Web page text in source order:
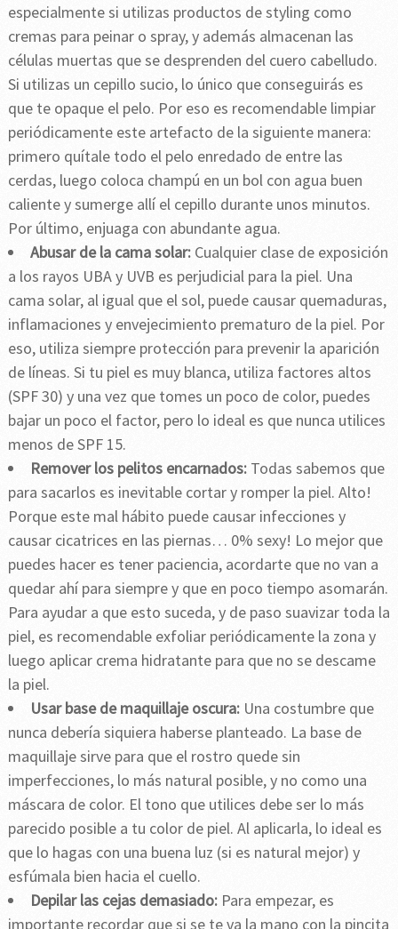
especialmente si utilizas productos de styling como
cremas para peinar o spray, y además almacenan las
células muertas que se desprenden del cuero cabelludo.
Si utilizas un cepillo sucio, lo único que conseguirás es
que te opaque el pelo. Por eso es recomendable limpiar
periódicamente este artefacto de la siguiente manera:
primero quítale todo el pelo enredado de entre las
cerdas, luego coloca champú en un bol con agua buen
caliente y sumerge allí el cepillo durante unos minutos.
Por último, enjuaga con abundante agua.
Abusar de la cama solar:Cualquier clase de exposición
a los rayos UBA y UVB es perjudicial para la piel. Una
cama solar, al igual que el sol, puede causar quemaduras,
inflamaciones y envejecimiento prematuro de la piel. Por
eso, utiliza siempre protección para prevenir la aparición
de líneas. Si tu piel es muy blanca, utiliza factores altos
(SPF 30) y una vez que tomes un poco de color, puedes
bajar un poco el factor, pero lo ideal es que nunca utilices
menos de SPF 15.
Remover los pelitos encarnados: Todas sabemos que
para sacarlos es inevitable cortar y romper la piel. Alto!
Porque este mal hábito puede causar infecciones y
causar cicatrices en las piernas… 0% sexy! Lo mejor que
puedes hacer es tener paciencia, acordarte que no van a
quedar ahí para siempre y que en poco tiempo asomarán.
Para ayudar a que esto suceda, y de paso suavizar toda la
piel, es recomendable exfoliar periódicamente la zona y
luego aplicar crema hidratante para que no se descame
la piel.
Usar base de maquillaje oscura:Una costumbre que
nunca debería siquiera haberse planteado. La base de
maquillaje sirve para que el rostro quede sin
imperfecciones, lo más natural posible, y no como una
máscara de color. El tono que utilices debe ser lo más
parecido posible a tu color de piel. Al aplicarla, lo ideal es
que lo hagas con una buena luz (si es natural mejor) y
esfúmala bien hacia el cuello.
Depilar las cejas demasiado: Para empezar, es
importante recordar que si se te va la mano con la pincita